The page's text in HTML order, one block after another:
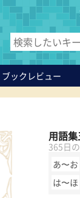
ブックレビュー
用語
365日
あ〜お
は〜ほ